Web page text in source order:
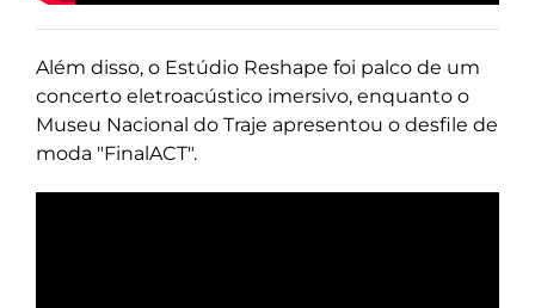
Além disso, o Estúdio Reshape foi palco de um
concerto eletroacústico imersivo, enquanto o
Museu Nacional do Traje apresentou o desfile de
moda "FinalACT".